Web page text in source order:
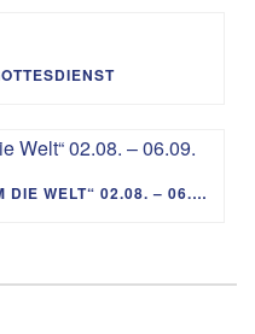
PREDIGTREIHE „MIT GOTT UM DIE WELT“ 02.08. – 06.09.